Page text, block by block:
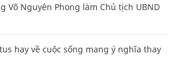
Võ Nguyên Phong làm Chủ tịch UBND
hay về cuộc sống mang ý nghĩa thay